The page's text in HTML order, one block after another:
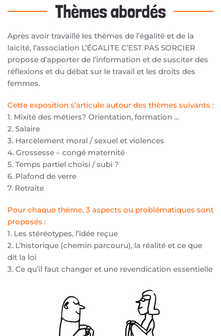
Thèmes abordés
Après avoir travaillé les thèmes de l’égalité et de la
laïcité, l’association L’ÉGALITE C’EST PAS SORCIER
propose d’apporter de l’information et de susciter des
réflexions et du débat sur le travail et les droits des
femmes.
Cette exposition s’articule autour des thèmes suivants :
1. Mixité des métiers? Orientation, formation …
2. Salaire
3. Harcèlement moral / sexuel et violences
4. Grossesse – congé maternité
5. Temps partiel choisi / subi ?
6. Plafond de verre
7. Retraite
Pour chaque thème, 3 aspects ou problématiques sont
proposés :
1. Les stéréotypes, l’idée reçue
2. L’historique (chemin parcouru), la réalité et ce que
dit la loi
3. Ce qu’il faut changer et une revendication essentielle